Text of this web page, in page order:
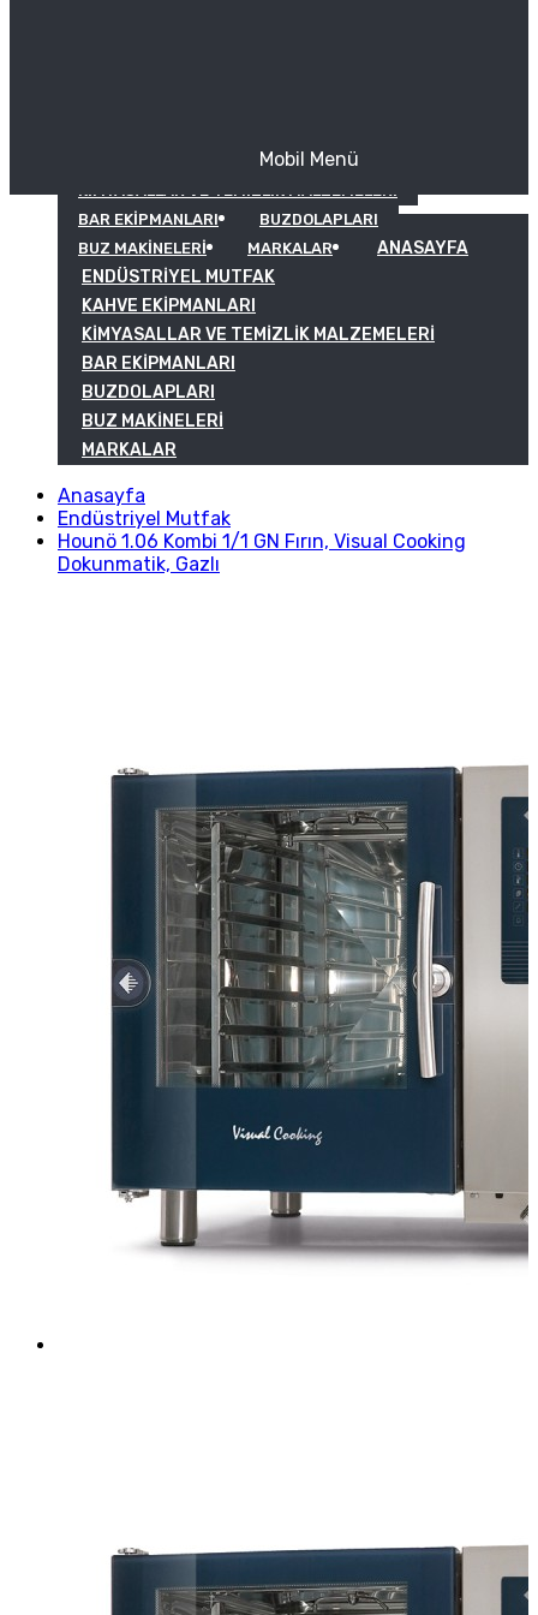
KIMYASALLAR VE TEMIZLIK MALZEMELERI
BAR EKIPMANLARI
BUZDOLAPLARI
BUZ MAKINELERI
MARKALAR
Mobil Menü
ANASAYFA
ENDÜSTRIYEL MUTFAK
KAHVE EKIPMANLARI
KIMYASALLAR VE TEMIZLIK MALZEMELERI
BAR EKIPMANLARI
BUZDOLAPLARI
BUZ MAKINELERI
MARKALAR
Anasayfa
Endüstriyel Mutfak
Hounö 1.06 Kombi 1/1 GN Fırın, Visual Cooking
Dokunmatik, Gazlı